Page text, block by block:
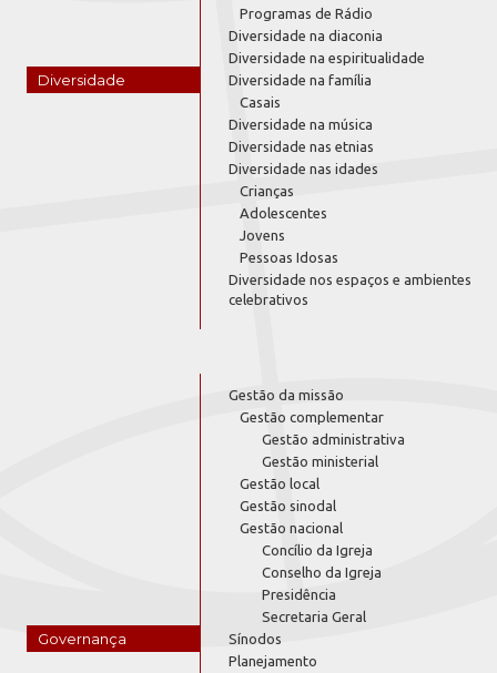
Diversidade
Programas de Rádio
Diversidade na diaconia
Diversidade na espiritualidade
Diversidade na família
Casais
Diversidade na música
Diversidade nas etnias
Diversidade nas idades
Crianças
Adolescentes
Jovens
Pessoas Idosas
Diversidade nos espaços e ambientes
celebrativos
Governança
Gestão da missão
Gestão complementar
Gestão administrativa
Gestão ministerial
Gestão local
Gestão sinodal
Gestão nacional
Concílio da Igreja
Conselho da Igreja
Presidência
Secretaria Geral
Sínodos
Planejamento